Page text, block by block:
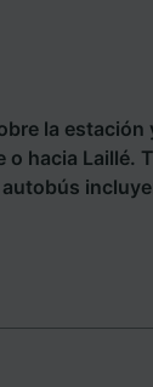
la
hacia Laillé.